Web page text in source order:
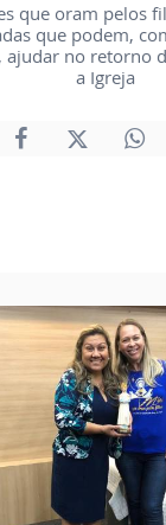
que oram pelos
que podem,
ajudar no retorno
a Igreja